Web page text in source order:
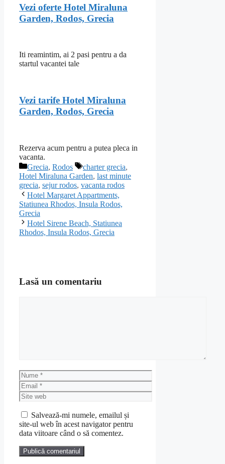
Vezi oferte Hotel Miraluna
Garden, Rodos, Grecia
Iti reamintim, ai 2 pasi pentru a da
startul vacantei tale
Vezi tarife Hotel Miraluna
Garden, Rodos, Grecia
Rezerva acum pentru a putea pleca in
vacanta.
Categorii
Grecia, Rodos Etichete
charter grecia,
Hotel Miraluna Garden, last minute
grecia, sejur rodos, vacanta rodos
Hotel Margaret Appartments,
Statiunea Rhodos, Insula Rodos,
Grecia
Hotel Sirene Beach, Statiunea
Rhodos, Insula Rodos, Grecia
Lasă un comentariu
Nume
Email
Site
web
Salvează-mi numele, emailul și
site-ul web în acest navigator pentru
data viitoare când o să comentez.